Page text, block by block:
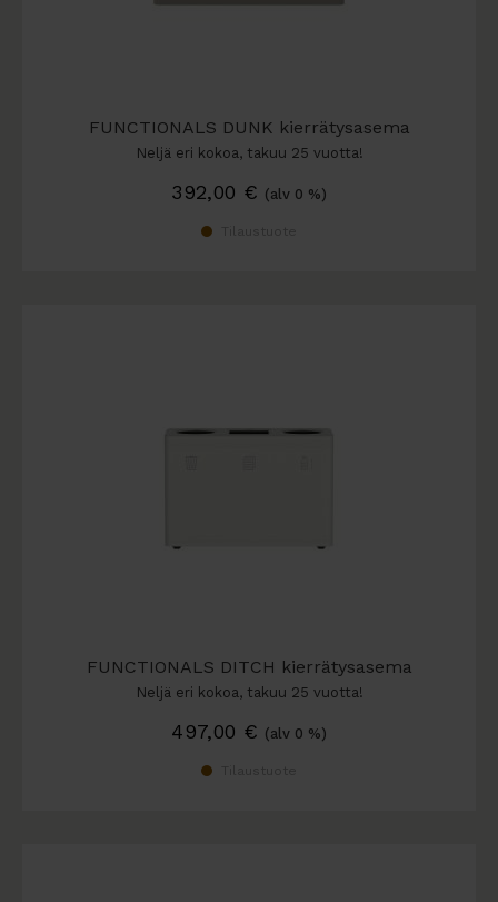
FUNCTIONALS DUNK kierrätysasema
Neljä eri kokoa, takuu 25 vuotta!
392,00 € (alv 0 %)
FUNCTIONALS DITCH kierrätysasema
Neljä eri kokoa, takuu 25 vuotta!
497,00 € (alv 0 %)